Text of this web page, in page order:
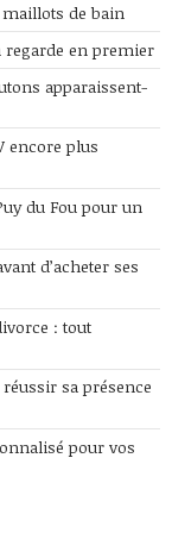
de bain
regarde en premier
apparaissent-
encore plus
du Fou pour un
d’acheter ses
: tout
sa présence
pour vos